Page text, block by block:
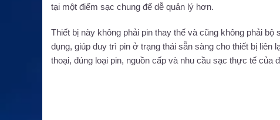
tại một điểm sạc chung để dễ quản lý hơn.
Thiết bị này không phải pin thay thế và cũng không phải
dụng, giúp duy trì pin ở trạng thái sẵn sàng cho thiết bị
thoại, đúng loại pin, nguồn cấp và nhu cầu sạc thực tế của